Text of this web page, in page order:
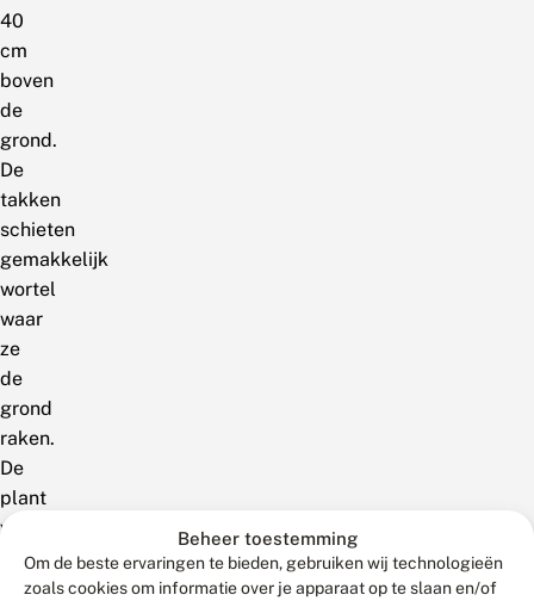
Beheer toestemming
Om de beste ervaringen te bieden, gebruiken wij technologieën
zoals cookies om informatie over je apparaat op te slaan en/of
40
cm
boven
de
grond.
De
takken
schieten
gemakkelijk
wortel
waar
ze
de
grond
raken.
De
plant
verspreidt
zich
hierdoor